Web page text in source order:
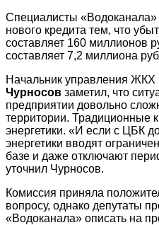
Специалисты
нового кредита тем, что
составляет 160 миллионов
составляет 7,2 миллиона
Начальник управления ЖКХ
Чурносов заметил, что
предприятии довольно
территории. Традиционные
энергетики. «И если с ЦБК
энергетики вводят
базе и даже отключают
уточнил Чурносов.
Комиссия приняла
вопросу, однако депутаты
«Водоканала» описать на